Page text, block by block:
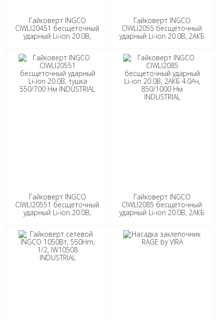
Гайковерт INGCO
CIWLI20451 бесщеточный
ударный Li-ion 20.0B,
Гайковерт INGCO
CIWLI2055 бесщеточный
ударный Li-ion 20.0B, 2АКБ
Гайковерт INGCO
CIWLI20551 бесщеточный
ударный Li-ion 20.0B,
Гайковерт INGCO
CIWLI2085 бесщеточный
ударный Li-ion 20.0B, 2АКБ